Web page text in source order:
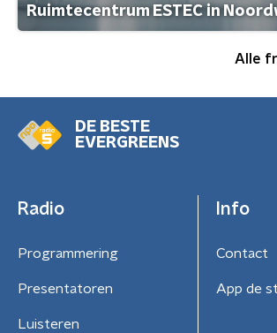
Ruimtecentrum ESTEC in
Alle
DE BESTE
EVERGREENS
Radio
Programmering
Presentatoren
Luisteren
Info
Contact
App de